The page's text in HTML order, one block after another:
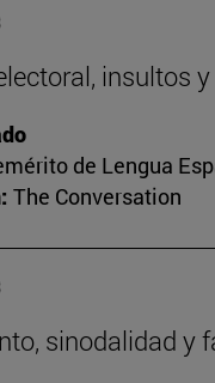
insultos
de Lengua
The Conversation
sinodalidad y